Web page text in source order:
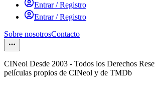
Entrar / Registro
Entrar / Registro
Sobre nosotrosContacto
CINeol Desde 2003 - Todos los Derechos
películas propios de CINeol y de TMDb